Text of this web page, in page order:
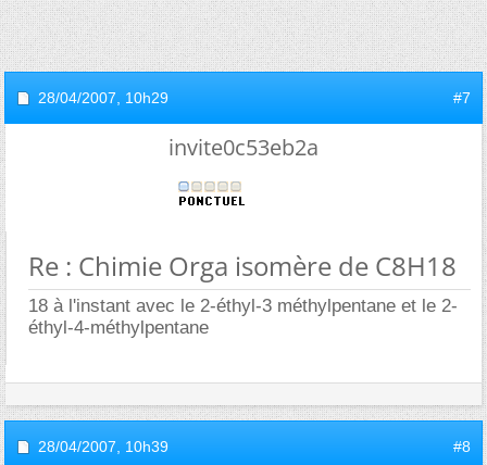
28/04/2007, 10h29 #7
invite0c53eb2a
Re : Chimie Orga isomère de C8H18
18 à l'instant avec le 2-éthyl-3 méthylpentane et le 2-
éthyl-4-méthylpentane
28/04/2007, 10h39 #8